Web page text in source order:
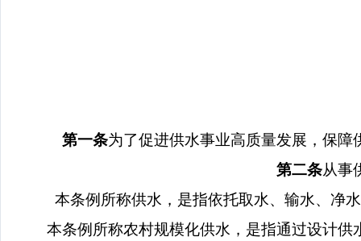
第一条为了促进供水事业高质量发展，保
第二条从事
本条例所称供水，是指依托取水、输水、净
本条例所称农村规模化供水，是指通过设计